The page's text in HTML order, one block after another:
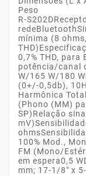
Peso
R-
mínima (8
0,7% THD, para
potência/canal
W/165 W/180
(0+/-0,5db),
Harmônica
(Phono (MM)
SP)Relação
100% Mod.,
FM (Mono/
em espera0,5
mm; 17-1/8" x